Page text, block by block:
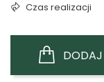
Czas realizacji
DODAJ